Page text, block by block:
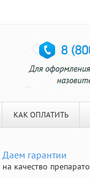
КАК ОПЛАТИТЬ
Даем гарантии
на качество